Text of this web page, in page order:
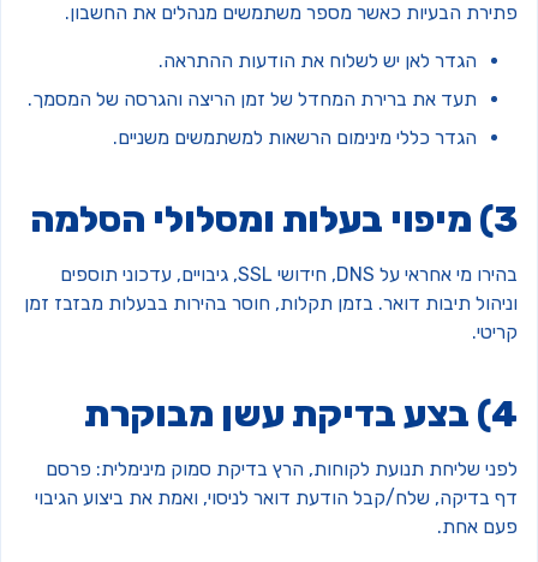
הבעיות כאשר מספר משתמשים מנהלים את החשבון.
הגדר לאן יש לשלוח את הודעות ההתראה.
תעד את ברירת המחדל של זמן הריצה והגרסה של המסמך.
הגדר כללי מינימום הרשאות למשתמשים משניים.
בהירו מי אחראי על DNS, חידושי SSL, גיבויים, עדכוני תוספים
תיבות דואר. בזמן תקלות, חוסר בהירות בבעלות מבזבז זמן
שליחת תנועת לקוחות, הרץ בדיקת סמוק מינימלית: פרסם
בדיקה, שלח/קבל הודעת דואר לניסוי, ואמת את ביצוע הגיבוי
אחת.